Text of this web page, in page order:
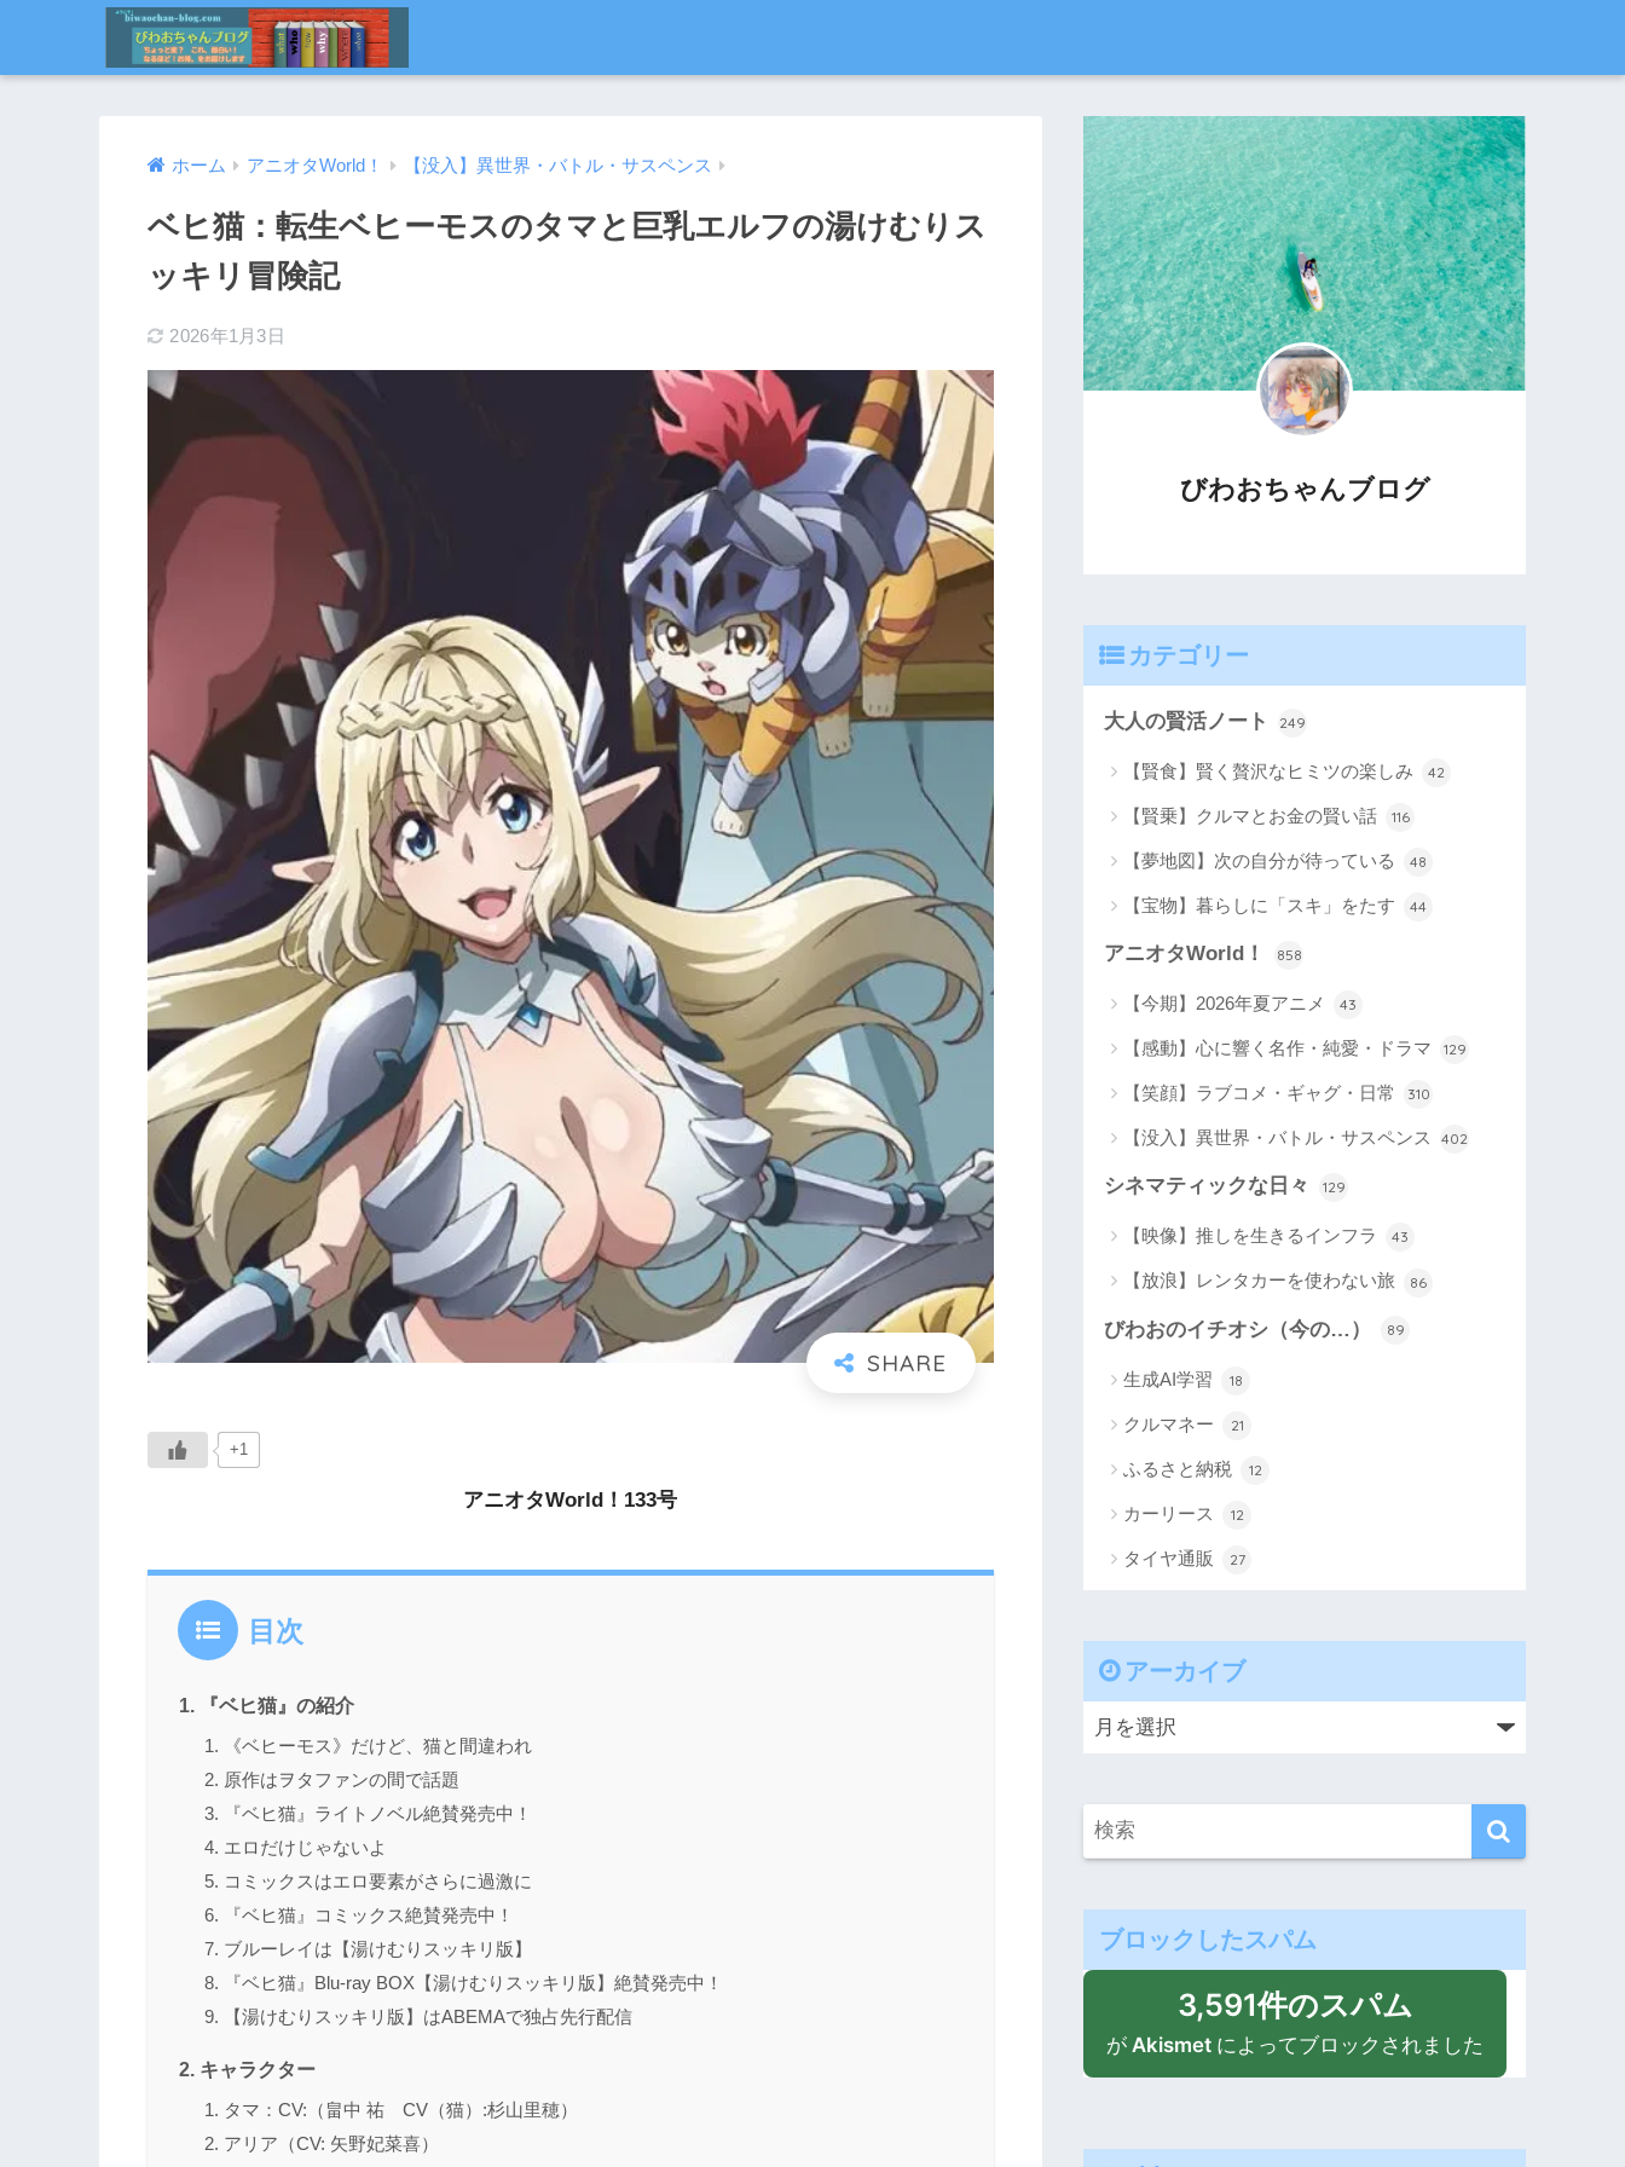
ホーム アニオタWorld！ 【没入】異世界・バトル・サスペンス
ベヒ猫：転生ベヒーモスのタマと巨乳エルフの湯けむりス
ッキリ冒険記
2026年1月3日
+1
アニオタWorld！133号
目次
『ベヒ猫』の紹介
《ベヒーモス》だけど、猫と間違われ
原作はヲタファンの間で話題
『ベヒ猫』ライトノベル絶賛発売中！
エロだけじゃないよ
コミックスはエロ要素がさらに過激に
『ベヒ猫』コミックス絶賛発売中！
ブルーレイは【湯けむりスッキリ版】
『ベヒ猫』Blu-ray BOX【湯けむりスッキリ版】絶賛発売中！
【湯けむりスッキリ版】はABEMAで独占先行配信
キャラクター
タマ：CV:（畠中 祐 CV（猫）:杉山里穂）
アリア（CV: 矢野妃菜喜）
びわおちゃんブログ
カテゴリー
大人の賢活ノート 249
【賢食】賢く贅沢なヒミツの楽しみ 42
【賢乗】クルマとお金の賢い話 116
【夢地図】次の自分が待っている 48
【宝物】暮らしに「スキ」をたす 44
アニオタWorld！ 858
【今期】2026年夏アニメ 43
【感動】心に響く名作・純愛・ドラマ 129
【笑顔】ラブコメ・ギャグ・日常 310
【没入】異世界・バトル・サスペンス 402
シネマティックな日々 129
【映像】推しを生きるインフラ 43
【放浪】レンタカーを使わない旅 86
びわおのイチオシ（今の…） 89
生成AI学習 18
クルマネー 21
ふるさと納税 12
カーリース 12
タイヤ通販 27
アーカイブ
ブロックしたスパム
3,591件のスパム
が Akismet によってブロックされました